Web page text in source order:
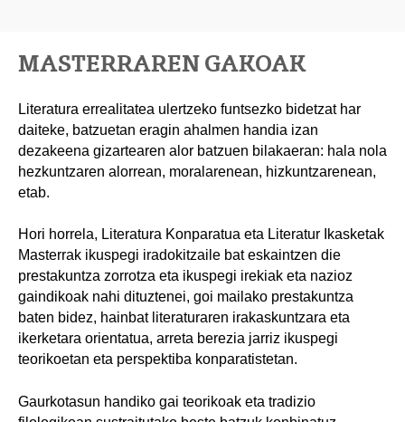
MASTERRAREN GAKOAK
Literatura errealitatea ulertzeko funtsezko bidetzat har
daiteke, batzuetan eragin ahalmen handia izan
dezakeena gizartearen alor batzuen bilakaeran: hala nola
hezkuntzaren alorrean, moralarenean, hizkuntzarenean,
etab.
Hori horrela, Literatura Konparatua eta Literatur Ikasketak
Masterrak ikuspegi iradokitzaile bat eskaintzen die
prestakuntza zorrotza eta ikuspegi irekiak eta nazioz
gaindikoak nahi dituztenei, goi mailako prestakuntza
baten bidez, hainbat literaturaren irakaskuntzara eta
ikerketara orientatua, arreta berezia jarriz ikuspegi
teorikoetan eta perspektiba konparatistetan.
Gaurkotasun handiko gai teorikoak eta tradizio